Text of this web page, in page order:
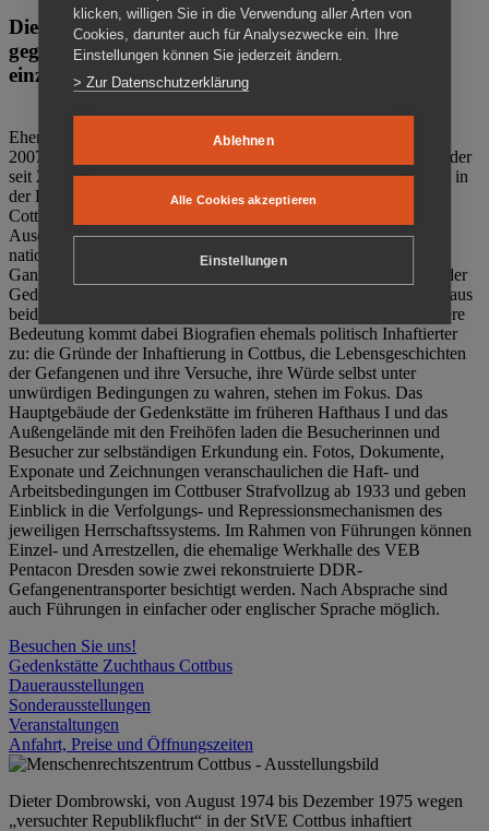
Die Gedenkstätte Zuchthaus Cottbus ist ein Ort
gegen das Vergessen. Anschaulich, nah und
einzigartig.
Ehemalige politische Häftlinge der DDR gründeten im Oktober
2007 den Verein Menschenrechtszentrum Cottbus e. V. (MRZ), der
seit 2011 Eigentümer des ehemaligen Gefängnisses (1860-2002) in
der Bautzener Straße und Träger der Gedenkstätte Zuchthaus
Cottbus ist. Im Zentrum der Arbeit der Gedenkstätte steht die
Auseinandersetzung mit politischem Unrecht während der
nationalsozialistischen Terrorherrschaft und der SED-Diktatur.
Ganzjährig zeigen mehrere Dauer- und Sonderausstellungen in der
Gedenkstätte Zuchthaus Cottbus Beispiele politischen Unrechts aus
beiden deutschen Diktaturen des 20. Jahrhunderts. Eine besondere
Bedeutung kommt dabei Biografien ehemals politisch Inhaftierter
zu: die Gründe der Inhaftierung in Cottbus, die Lebensgeschichten
der Gefangenen und ihre Versuche, ihre Würde selbst unter
unwürdigen Bedingungen zu wahren, stehen im Fokus. Das
Hauptgebäude der Gedenkstätte im früheren Hafthaus I und das
Außengelände mit den Freihöfen laden die Besucherinnen und
Besucher zur selbständigen Erkundung ein. Fotos, Dokumente,
Exponate und Zeichnungen veranschaulichen die Haft- und
Arbeitsbedingungen im Cottbuser Strafvollzug ab 1933 und geben
Einblick in die Verfolgungs- und Repressionsmechanismen des
jeweiligen Herrschaftssystems. Im Rahmen von Führungen können
Einzel- und Arrestzellen, die ehemalige Werkhalle des VEB
Pentacon Dresden sowie zwei rekonstruierte DDR-
Gefangenentransporter besichtigt werden. Nach Absprache sind
auch Führungen in einfacher oder englischer Sprache möglich.
Besuchen Sie uns!
Gedenkstätte Zuchthaus Cottbus
Dauerausstellungen
Sonderausstellungen
Veranstaltungen
Anfahrt, Preise und Öffnungszeiten
Dieter Dombrowski, von August 1974 bis Dezember 1975 wegen
„versuchter Republikflucht“ in der StVE Cottbus inhaftiert
klicken, willigen Sie in die Verwendung aller Arten von
Cookies, darunter auch für Analysezwecke ein. Ihre
Einstellungen können Sie jederzeit ändern.
> Zur Datenschutzerklärung
Ablehnen
Alle Cookies akzeptieren
Einstellungen